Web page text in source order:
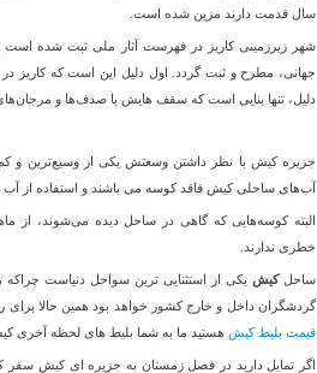
سال قدمت دارند مزین شده است
شهر زیرزمینی کاریز در فهرست آثار ملی ثبت شده است و
جهانی، مطرح و ثبت گردد. اول دلیل این است که کاریز در
دلیل، تنها بنایی است که سقف هایش با صدف‌ها و
جزیره کیش با نظر داشتن وسعتش یکی از وسیع‌ترین و
آب‌های ساحلی کیش فاقد کوسه می باشند و استفاده از آب
البته کوسه‌هایی که گاهی در ساحل دیده می‌شوند، از
خطری ندارند
ساحلکیش یکی از استثنایی ترین سواحل دنیاست
گردشگران داخل و خارج کشور خواهد بود همین حالا
قیمت بلیط کیش هستید ما به شما بلیط های لحظه آخری کیش
اگر تمایل دارید در فصل زمستان به جزیره ای کیش سفر